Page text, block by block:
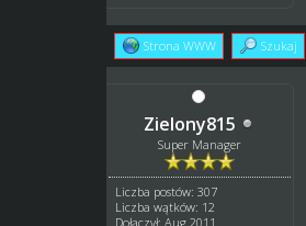
Strona WWW Szukaj
Zielony815
Super Manager
Liczba postów: 307
Liczba wątków: 12
Dołączył: Aug 2011